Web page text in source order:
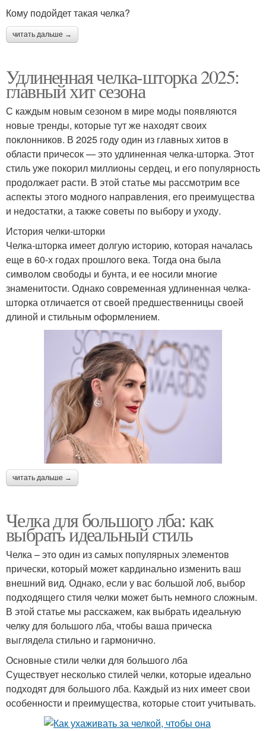
Кому подойдет такая челка?
читать дальше →
Удлиненная челка-шторка 2025:
главный хит сезона
С каждым новым сезоном в мире моды появляются
новые тренды, которые тут же находят своих
поклонников. В 2025 году один из главных хитов в
области причесок — это удлиненная челка-шторка. Этот
стиль уже покорил миллионы сердец, и его популярность
продолжает расти. В этой статье мы рассмотрим все
аспекты этого модного направления, его преимущества
и недостатки, а также советы по выбору и уходу.
История челки-шторки
Челка-шторка имеет долгую историю, которая началась
еще в 60-х годах прошлого века. Тогда она была
символом свободы и бунта, и ее носили многие
знаменитости. Однако современная удлиненная челка-
шторка отличается от своей предшественницы своей
длиной и стильным оформлением.
читать дальше →
Челка для большого лба: как
выбрать идеальный стиль
Челка – это один из самых популярных элементов
прически, который может кардинально изменить ваш
внешний вид. Однако, если у вас большой лоб, выбор
подходящего стиля челки может быть немного сложным.
В этой статье мы расскажем, как выбрать идеальную
челку для большого лба, чтобы ваша прическа
выглядела стильно и гармонично.
Основные стили челки для большого лба
Существует несколько стилей челки, которые идеально
подходят для большого лба. Каждый из них имеет свои
особенности и преимущества, которые стоит учитывать.